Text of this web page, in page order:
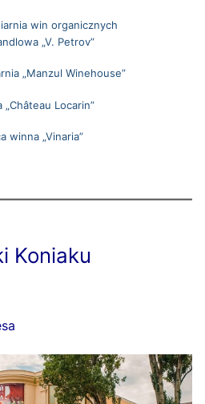
centrum miasta
Odesy
w Odesie
znajdziesz się pod
win organicznych
„V. Petrov”
„Manzul Winehouse”
„Château Locarin”
winna „Vinaria”
Koniaku